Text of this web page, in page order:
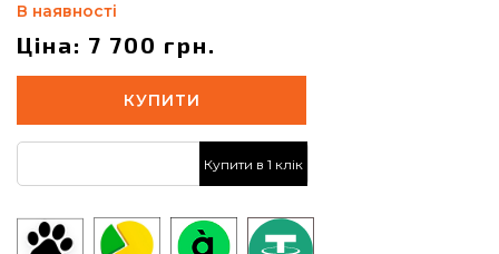
В наявності
Ціна: 7 700 грн.
КУПИТИ
Купити в 1 клік